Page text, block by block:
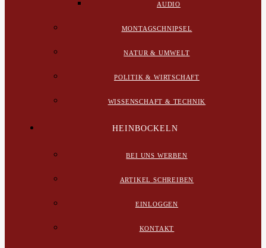
AUDIO
MONTAGSCHNIPSEL
NATUR & UMWELT
POLITIK & WIRTSCHAFT
WISSENSCHAFT & TECHNIK
HEINBOCKELN
BEI UNS WERBEN
ARTIKEL SCHREIBEN
EINLOGGEN
KONTAKT